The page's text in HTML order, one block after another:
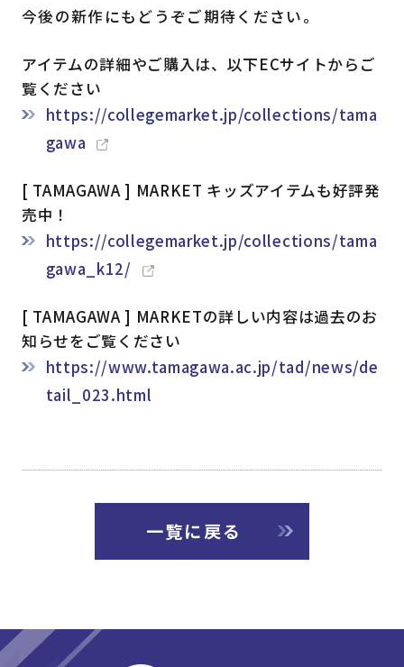
今後の新作にもどうぞご期待ください。
アイテムの詳細やご購入は、以下ECサイトからご
覧ください
https://collegemarket.jp/collections/tama
gawa
[ TAMAGAWA ] MARKET キッズアイテムも好評発
売中！
https://collegemarket.jp/collections/tama
gawa_k12/
[ TAMAGAWA ] MARKETの詳しい内容は過去のお
知らせをご覧ください
https://www.tamagawa.ac.jp/tad/news/de
tail_023.html
一覧に戻る